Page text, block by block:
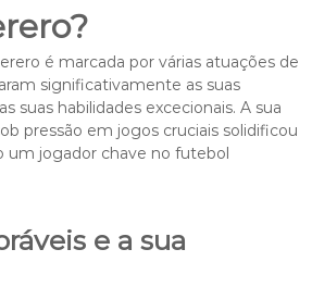
é marcada por várias atuações de
significativamente as suas
suas habilidades excecionais. A sua
pressão em jogos cruciais solidificou
um jogador chave no futebol
e a sua